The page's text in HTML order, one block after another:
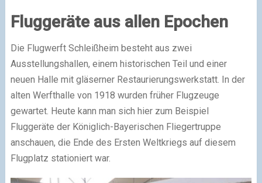
Fluggeräte aus allen Epochen
Die Flugwerft Schleißheim besteht aus zwei
Ausstellungshallen, einem historischen Teil und einer
neuen Halle mit gläserner Restaurierungswerkstatt. In der
alten Werfthalle von 1918 wurden früher Flugzeuge
gewartet. Heute kann man sich hier zum Beispiel
Fluggeräte der Königlich-Bayerischen Fliegertruppe
anschauen, die Ende des Ersten Weltkriegs auf diesem
Flugplatz stationiert war.